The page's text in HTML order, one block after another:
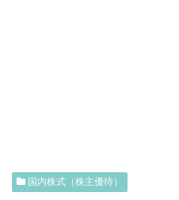
国内株式（株主優待）